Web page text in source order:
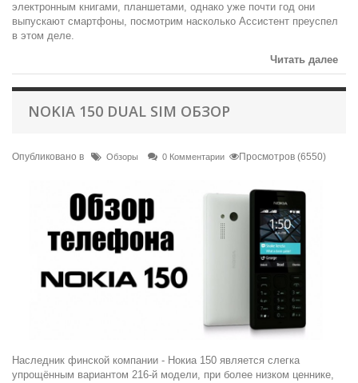
электронным книгами, планшетами, однако уже почти год они
выпускают смартфоны, посмотрим насколько Ассистент преуспел
в этом деле.
Читать далее
NOKIA 150 DUAL SIM ОБЗОР
Опубликовано в Обзоры 0 Комментарии Просмотров (6550)
Наследник финской компании - Нокиа 150 является слегка
упрощённым вариантом 216-й модели, при более низком ценнике,